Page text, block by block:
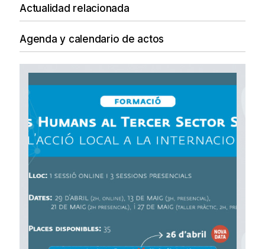
Actualidad relacionada
Agenda y calendario de actos